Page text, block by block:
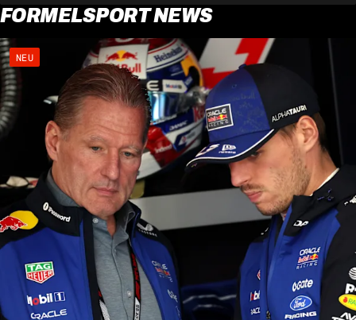
FORMELSPORT NEWS
NEU